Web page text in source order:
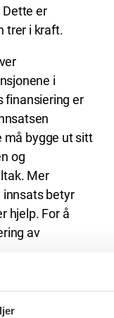
Dette er
trer i kraft.
i
finansiering er
bygge ut sitt
og
Mer
innsats betyr
hjelp. For å
av
at det skal